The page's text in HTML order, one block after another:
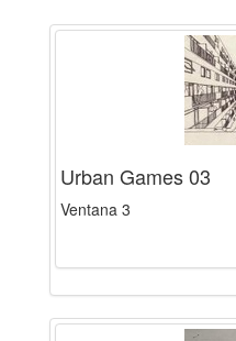
Urban Games 03
Ventana 3